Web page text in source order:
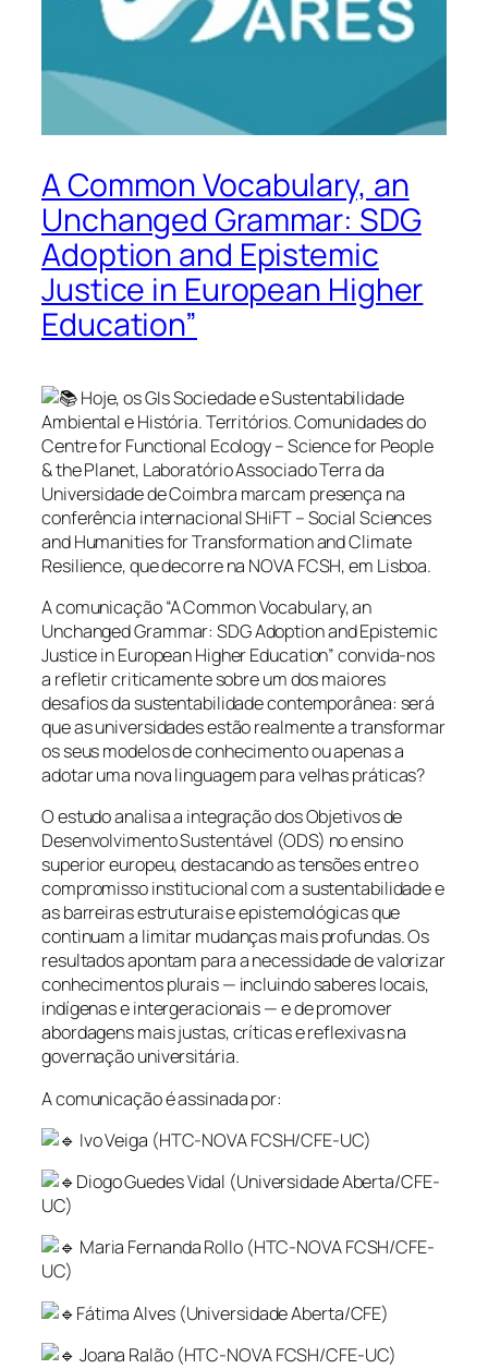
A Common Vocabulary, an
Unchanged Grammar: SDG
Adoption and Epistemic
Justice in European Higher
Education”
Hoje, os GIs Sociedade e Sustentabilidade
Ambiental e História. Territórios. Comunidades do
Centre for Functional Ecology – Science for People
& the Planet, Laboratório Associado Terra da
Universidade de Coimbra marcam presença na
conferência internacional SHiFT – Social Sciences
and Humanities for Transformation and Climate
Resilience, que decorre na NOVA FCSH, em Lisboa.
A comunicação “A Common Vocabulary, an
Unchanged Grammar: SDG Adoption and Epistemic
Justice in European Higher Education” convida-nos
a refletir criticamente sobre um dos maiores
desafios da sustentabilidade contemporânea: será
que as universidades estão realmente a transformar
os seus modelos de conhecimento ou apenas a
adotar uma nova linguagem para velhas práticas?
O estudo analisa a integração dos Objetivos de
Desenvolvimento Sustentável (ODS) no ensino
superior europeu, destacando as tensões entre o
compromisso institucional com a sustentabilidade e
as barreiras estruturais e epistemológicas que
continuam a limitar mudanças mais profundas. Os
resultados apontam para a necessidade de valorizar
conhecimentos plurais — incluindo saberes locais,
indígenas e intergeracionais — e de promover
abordagens mais justas, críticas e reflexivas na
governação universitária.
A comunicação é assinada por:
Ivo Veiga (HTC-NOVA FCSH/CFE-UC)
Diogo Guedes Vidal (Universidade Aberta/CFE-
UC)
Maria Fernanda Rollo (HTC-NOVA FCSH/CFE-
UC)
Fátima Alves (Universidade Aberta/CFE)
Joana Ralão (HTC-NOVA FCSH/CFE-UC)